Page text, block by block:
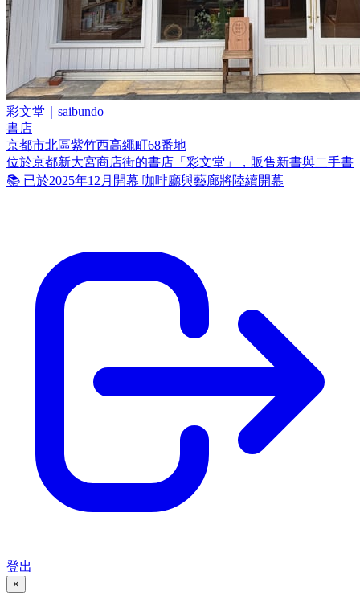
彩文堂｜saibundo
書店
京都市北區紫竹西高繩町68番地
位於京都新大宮商店街的書店「彩文堂」，販售新書與二手書
📚 已於2025年12月開幕 咖啡廳與藝廊將陸續開幕
登出
×